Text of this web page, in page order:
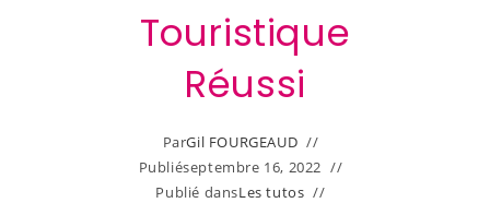
Touristique
Réussi
ParGil FOURGEAUD
Publiéseptembre 16, 2022
Publié dansLes tutos